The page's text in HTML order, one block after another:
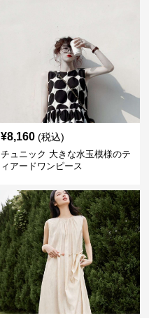
¥8,160 (税込)
チュニック 大きな水玉模様のテ
ィアードワンピース